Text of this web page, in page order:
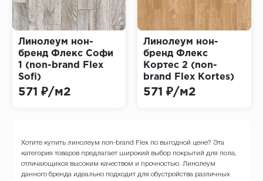
Линолеум нон-
бренд Флекс Софи
1 (non-brand Flex
Sofi)
571 ₽/м2
Линолеум нон-
бренд Флекс
Кортес 2 (non-
brand Flex Kortes)
571 ₽/м2
Хотите купить линолеум non-brand Flex по выгодной цене? Эта
категория товаров предлагает широкий выбор покрытий для пола,
отличающихся высоким качеством и прочностью. Линолеум
данного бренда идеально подходит для обустройства различных